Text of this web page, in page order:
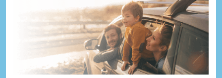
Μεγάλες εξοικονομήσεις
Αποκτήστε πρόσβαση σε αποκλειστικές
προσφορές συνεργατών